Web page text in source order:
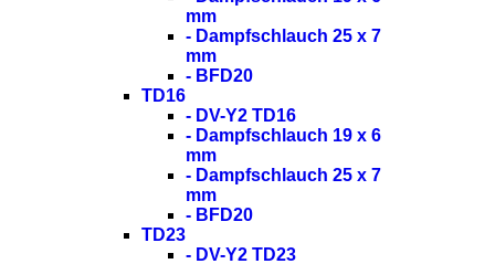
mm
- Dampfschlauch 25 x 7
mm
- BFD20
TD16
- DV-Y2 TD16
- Dampfschlauch 19 x 6
mm
- Dampfschlauch 25 x 7
mm
- BFD20
TD23
- DV-Y2 TD23